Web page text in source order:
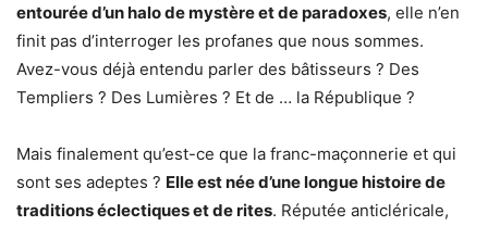
entourée d’un halo de mystère et de paradoxes, elle n’en
finit pas d’interroger les profanes que nous sommes.
Avez-vous déjà entendu parler des bâtisseurs ? Des
Templiers ? Des Lumières ? Et de … la République ?
Mais finalement qu’est-ce que la franc-maçonnerie et qui
sont ses adeptes ? Elle est née d’une longue histoire de
traditions éclectiques et de rites. Réputée anticléricale,